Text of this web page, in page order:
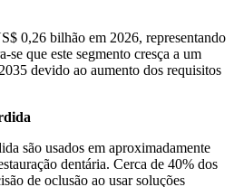
0,26 bilhão em 2026, representando
se que este segmento cresça a um
devido ao aumento dos requisitos
são usados ​​em aproximadamente
dentária. Cerca de 40% dos
de oclusão ao usar soluções